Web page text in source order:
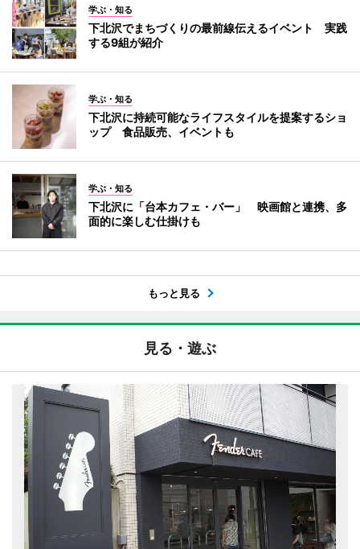
学ぶ・知る
下北沢でまちづくりの最前線伝えるイベント 実践
する9組が紹介
学ぶ・知る
下北沢に持続可能なライフスタイルを提案するショ
ップ 食品販売、イベントも
学ぶ・知る
下北沢に「台本カフェ・バー」 映画館と連携、多
面的に楽しむ仕掛けも
もっと見る
見る・遊ぶ